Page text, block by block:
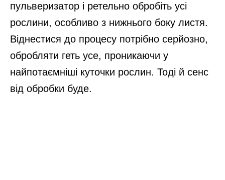
пульверизатор і ретельно обробіть усі
рослини, особливо з нижнього боку листя.
Віднестися до процесу потрібно серйозно,
обробляти геть усе, проникаючи у
найпотаємніші куточки рослин. Тоді й сенс
від обробки буде.